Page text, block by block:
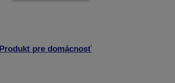
Produkt pre domácnosť